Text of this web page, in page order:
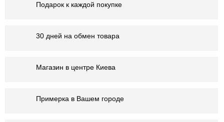
Подарок к каждой покупке
30 дней на обмен товара
Магазин в центре Киева
Примерка в Вашем городе